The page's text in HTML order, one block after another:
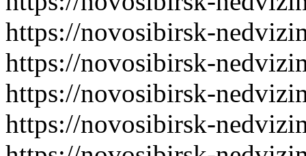
https://novosibirsk-
https://novosibirsk-
https://novosibirsk-
https://novosibirsk-